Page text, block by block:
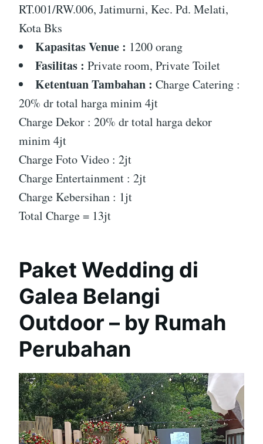
RT.001/RW.006, Jatimurni, Kec. Pd. Melati,
Kota Bks
Kapasitas Venue : 1200 orang
Fasilitas : Private room, Private Toilet
Ketentuan Tambahan : Charge Catering :
20% dr total harga minim 4jt
Charge Dekor : 20% dr total harga dekor
minim 4jt
Charge Foto Video : 2jt
Charge Entertainment : 2jt
Charge Kebersihan : 1jt
Total Charge = 13jt
Paket Wedding di
Galea Belangi
Outdoor – by Rumah
Perubahan